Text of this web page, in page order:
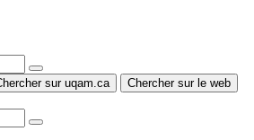
sur uqam.ca Chercher sur le web